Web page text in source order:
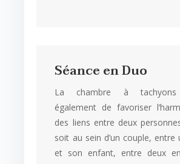
Séance en Duo
La chambre à tachyons
également de favoriser
des liens entre deux
soit au sein d’un couple, entre
et son enfant, entre deux